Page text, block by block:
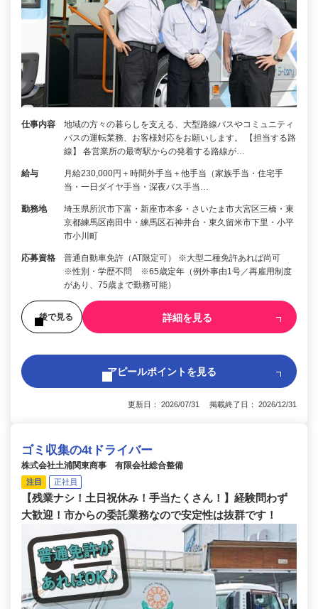
仕事内容
地域の方々の暮らしを支える、大型路線バスやコミュニティ
バスの運転業務、お客様対応をお願いします。 【担当する路
線】 各営業所の最寄駅からの発着する路線が…
給与
月給230,000円＋時間外手当＋他手当（家族手当・住宅手
当・一日ダイヤ手当・深夜バス手当…
勤務地
埼玉県所沢市下富・新座市本多・さいたま市大宮区三橋・東
京都練馬区南田中・練馬区石神井台・東久留米市下里・小平
市小川町
応募資格
普通自動車免許（AT限定可） ※大型二種免許あれば尚可
※性別・学歴不問 ※65歳定年（例外事由1号／再雇用制度
があり、75歳まで勤務可能）
後で見る 詳細を見る
アピールポイントを見る
更新日： 2026/07/31 掲載終了日： 2026/12/31
ゴミ収集の4tドライバー
株式会社土浦関東商事 有限会社総合整備
注目 正社員
【残業ナシ！土日祝休み！手当たくさん！】経験問わず
大歓迎！市からの委託業務なので安定性は抜群です！